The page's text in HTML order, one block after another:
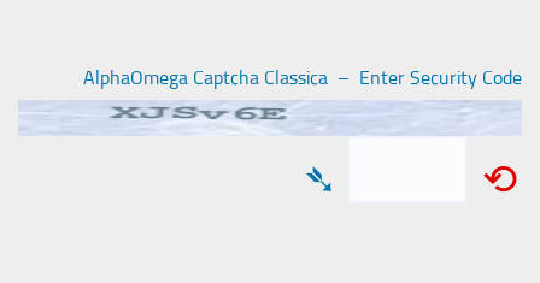
AlphaOmega Captcha Classica – Enter Security Code
⟲
➴